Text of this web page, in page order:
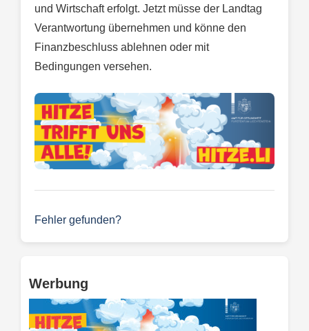
und Wirtschaft erfolgt. Jetzt müsse der Landtag
Verantwortung übernehmen und könne den
Finanzbeschluss ablehnen oder mit
Bedingungen versehen.
Fehler gefunden?
Werbung